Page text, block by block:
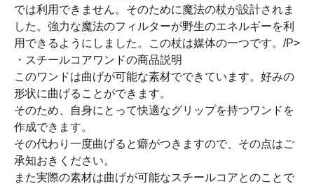
では利用できません。そのために魔法の杖が設計されま
した。強力な魔法のフィルターが野生のエネルギーを利
用できるようにしました。この杖は媒体の一つです。/P>
・スチールコアワンドの商品説明
このワンドは曲げが可能な素材でできています。好みの
形状に曲げることができます。
そのため、自身にとって快適なグリップを持つワンドを
作成できます。
その代わり一度曲げると癖がつきますので、その点はご
承知おきください。
また実際の素材は曲げが可能なスチールコアとのことで